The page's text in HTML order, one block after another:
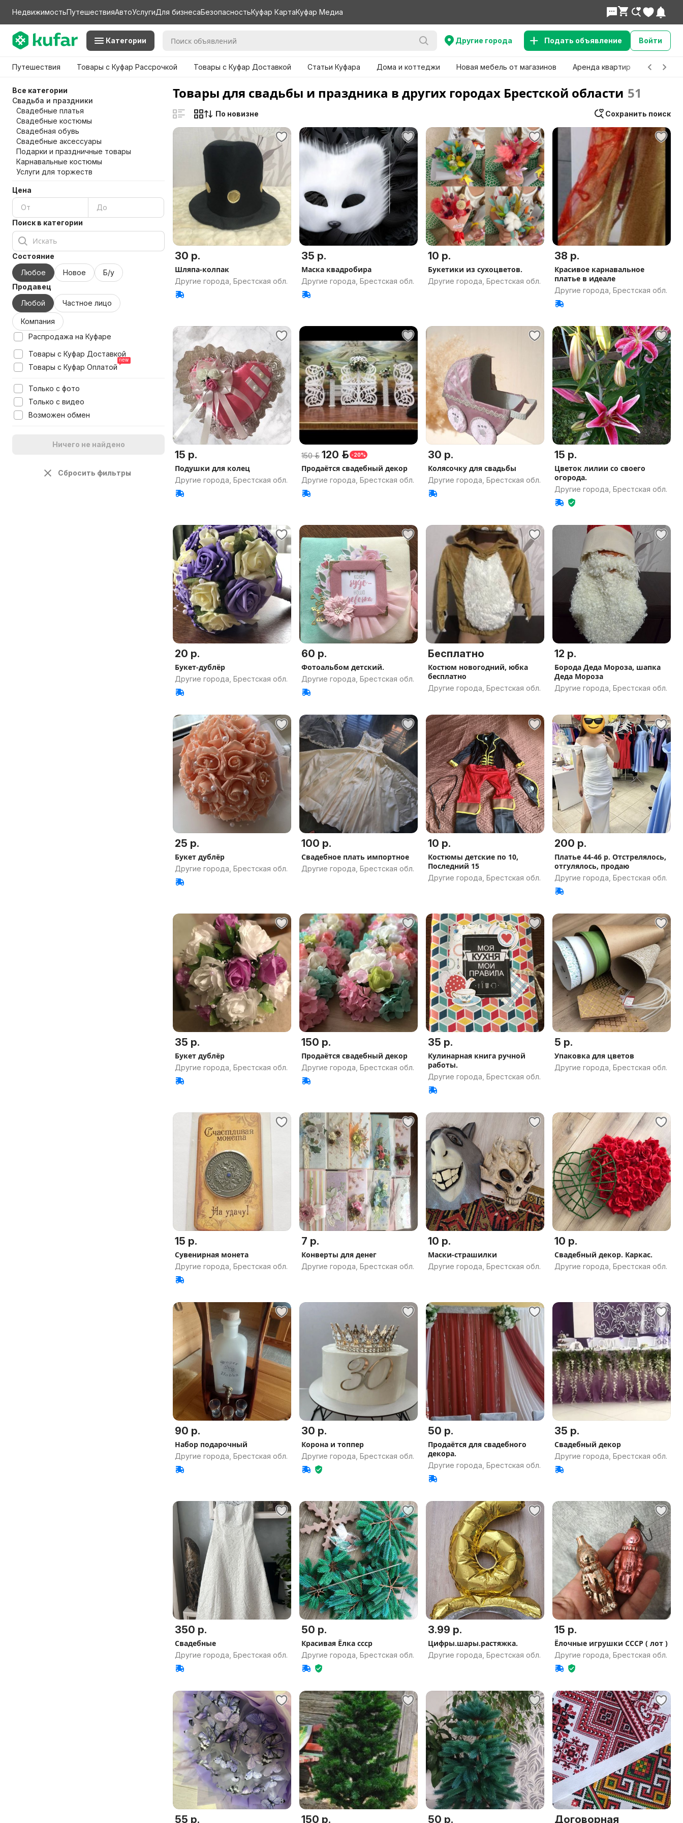
НедвижимостьПутешествияАвтоУслугиДля бизнесаБезопасностьКуфар КартаКуфар Медиа
Категории Другие города Подать объявление Войти
Путешествия Товары с Куфар Рассрочкой Товары с Куфар Доставкой Статьи Куфара Дома и коттеджи Новая мебель от магазинов Аренда квартир Детские
Все категории
Свадьба и праздники
Свадебные платья
Свадебные костюмы
Свадебная обувь
Свадебные аксессуары
Подарки и праздничные товары
Карнавальные костюмы
Услуги для торжеств
Цена
Поиск в категории
Состояние
Любое
Новое
Б/у
Продавец
Любой
Частное лицо
Компания
Распродажа на Куфаре
Товары с Куфар Доставкой
Товары с Куфар Оплатой
Только с фото
Только с видео
Возможен обмен
Ничего не найдено
Сбросить фильтры
Товары для свадьбы и праздника в других городах Брестской области 51
Сохранить поиск
По новизне
30 р.
Шляпа-колпак
Другие города, Брестская обл.
35 р.
Маска квадробира
Другие города, Брестская обл.
10 р.
Букетики из сухоцветов.
Другие города, Брестская обл.
38 р.
Красивое карнавальное
платье в идеале
Другие города, Брестская обл.
15 р.
Подушки для колец
Другие города, Брестская обл.
150 р. 120 р. -20%
Продаётся свадебный декор
Другие города, Брестская обл.
30 р.
Колясочку для свадьбы
Другие города, Брестская обл.
15 р.
Цветок лилии со своего
огорода.
Другие города, Брестская обл.
20 р.
Букет-дублёр
Другие города, Брестская обл.
60 р.
Фотоальбом детский.
Другие города, Брестская обл.
Бесплатно
Костюм новогодний, юбка
бесплатно
Другие города, Брестская обл.
12 р.
Борода Деда Мороза, шапка
Деда Мороза
Другие города, Брестская обл.
25 р.
Букет дублёр
Другие города, Брестская обл.
100 р.
Свадебное плать импортное
Другие города, Брестская обл.
10 р.
Костюмы детские по 10,
Последний 15
Другие города, Брестская обл.
200 р.
Платье 44-46 р. Отстрелялось,
отгулялось, продаю
Другие города, Брестская обл.
35 р.
Букет дублёр
Другие города, Брестская обл.
150 р.
Продаётся свадебный декор
Другие города, Брестская обл.
35 р.
Кулинарная книга ручной
работы.
Другие города, Брестская обл.
5 р.
Упаковка для цветов
Другие города, Брестская обл.
15 р.
Сувенирная монета
Другие города, Брестская обл.
7 р.
Конверты для денег
Другие города, Брестская обл.
10 р.
Маски-страшилки
Другие города, Брестская обл.
10 р.
Свадебный декор. Каркас.
Другие города, Брестская обл.
90 р.
Набор подарочный
Другие города, Брестская обл.
30 р.
Корона и топпер
Другие города, Брестская обл.
50 р.
Продаётся для свадебного
декора.
Другие города, Брестская обл.
35 р.
Свадебный декор
Другие города, Брестская обл.
350 р.
Свадебные
Другие города, Брестская обл.
50 р.
Красивая Ёлка ссср
Другие города, Брестская обл.
3.99 р.
Цифры.шары.растяжка.
Другие города, Брестская обл.
15 р.
Ёлочные игрушки СССР ( лот )
Другие города, Брестская обл.
55 р. 150 р. 50 р. Договорная